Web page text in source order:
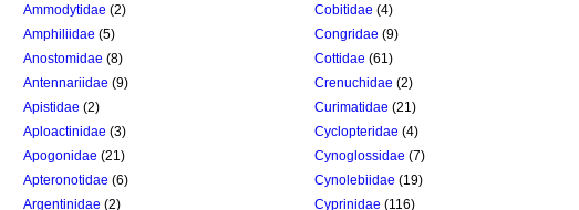
Ammodytidae (2) Cobitidae (4)
Amphiliidae (5) Congridae (9)
Anostomidae (8) Cottidae (61)
Antennariidae (9) Crenuchidae (2)
Apistidae (2) Curimatidae (21)
Aploactinidae (3) Cyclopteridae (4)
Apogonidae (21) Cynoglossidae (7)
Apteronotidae (6) Cynolebiidae (19)
Argentinidae (2) Cyprinidae (116)